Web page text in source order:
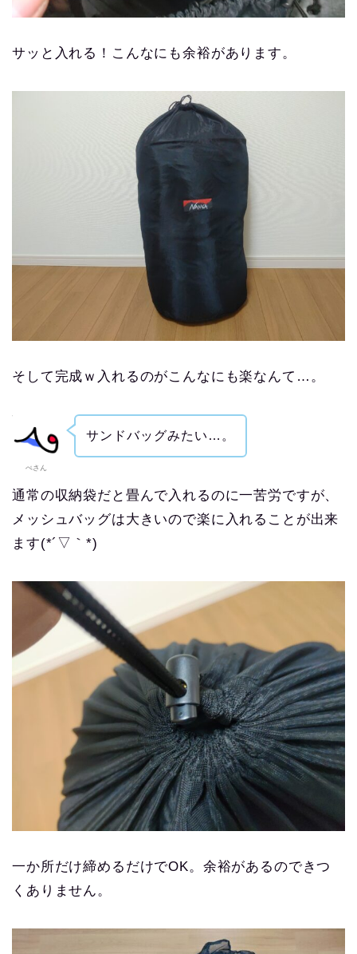
サッと入れる！こんなにも余裕があります。
そして完成ｗ入れるのがこんなにも楽なんて…。
ぺさん
サンドバッグみたい…。
通常の収納袋だと畳んで入れるのに一苦労ですが、
メッシュバッグは大きいので楽に入れることが出来
ます(*´▽｀*)
一か所だけ締めるだけでOK。余裕があるのできつ
くありません。